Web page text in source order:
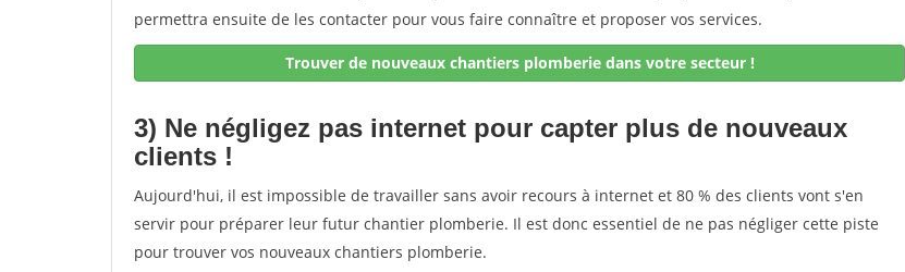
permettra ensuite de les contacter pour vous faire connaître et proposer vos services.
Trouver de nouveaux chantiers plomberie dans votre secteur !
3) Ne négligez pas internet pour capter plus de nouveaux
clients !
Aujourd'hui, il est impossible de travailler sans avoir recours à internet et 80 % des clients vont s'en
servir pour préparer leur futur chantier plomberie. Il est donc essentiel de ne pas négliger cette piste
pour trouver vos nouveaux chantiers plomberie.